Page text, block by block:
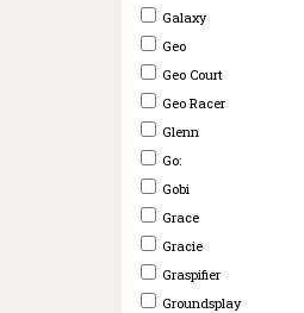
Galaxy
Geo
Geo Court
Geo Racer
Glenn
Go:
Gobi
Grace
Gracie
Graspifier
Groundsplay